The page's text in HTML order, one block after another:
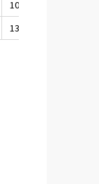
10,0
13,7